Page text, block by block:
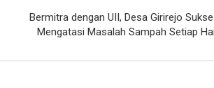
Bermitra dengan UII, Desa Girirejo
Mengatasi Masalah Sampah Setiap